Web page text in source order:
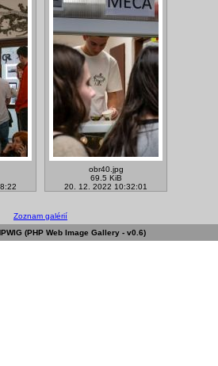
obr40.jpg
69.5 KiB
20. 12. 2022 10:32:01
Zoznam galérií
(PHP Web Image Gallery - v0.6)